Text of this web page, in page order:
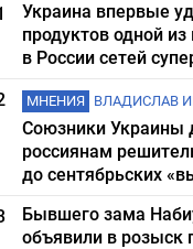
Украина впервые
продуктов одной
в России сетей
МНЕНИЯ ВЛАДИСЛАВ
Союзники Украины
россиянам
до сентябрьских
Бывшего зама
объявили в розыск